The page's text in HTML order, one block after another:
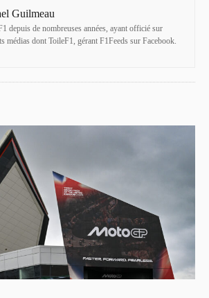
Guilmeau
depuis de nombreuses années, ayant officié sur
médias dont ToileF1, gérant F1Feeds sur Facebook.